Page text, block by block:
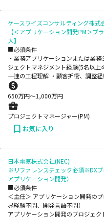
ケースワイズコンサルティング株式
【＜アプリケーション開発PM＞
大】
■必須条件
・業務アプリケーションまたは業
ジェクトマネジメント経験(5名以
一連の工程理解 ・顧客折衝、調整
650万円〜1,000万円
プロジェクトマネージャー(PM)
お気に入り
日本電気株式会社(NEC)
※リファレンスチェック必須※DXプ
アプリケーション開発）
■必須条件
＜主任＞ アプリケーション開発の
界経験不問、開発言語不問） ＜
アプリケーション開発のプロジェ